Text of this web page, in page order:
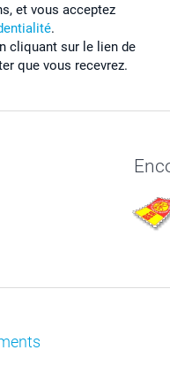
et vous acceptez
.
cliquant sur le lien de
que vous recevrez.